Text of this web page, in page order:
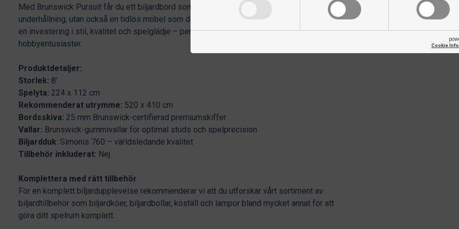
Cookie
Med Brunswick Pursuit får du ett biljardbord som inte bara erbjuder fantastiskt spel och
underhållning, utan också en tidlös möbel som din familj kan njuta av i generationer. Det är
en investering i stil, kvalitet och spelglädje – perfekt för både tävlingsspelare och
hobbyentusiaster.
Produktdetaljer:
Storlek: 8'
Spelyta: 224 x 112 cm
Rekommenderat utrymme: 520 x 410 cm
Bordsskiva: 25 mm Brunswick-certifierad premiumskiffer
Vallar: Brunswick-gummivallar för optimal studs och spelprecision
Biljardduk: Simonis 760 – världsledande kvalitet
Tillbehör inkluderat: Nej
Komplettera med rätt tillbehör
För en komplett biljardupplevelse rekommenderar vi att du utforskar vårt sortiment av
biljardtillbehör som biljardköer, biljardbollar, köställ och lampor bland mycket annat för att
göra ditt spelrum komplett.